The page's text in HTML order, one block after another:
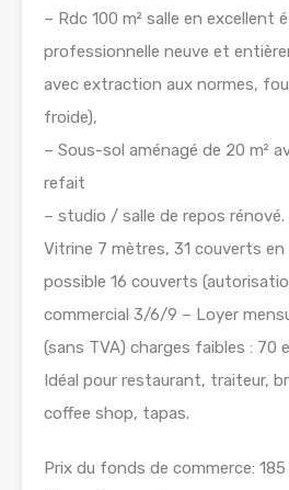
– Rdc 100 m² salle en excellent
professionnelle neuve et
avec extraction aux normes,
froide),
– Sous-sol aménagé de 20 m²
refait
– studio / salle de repos rénové.
Vitrine 7 mètres, 31 couverts en
possible 16 couverts
commercial 3/6/9 – Loyer
(sans TVA) charges faibles : 70
Idéal pour restaurant, traiteur,
coffee shop, tapas.
Prix du fonds de commerce: